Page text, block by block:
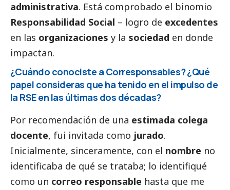
administrativa. Está comprobado el binomio
Responsabilidad Social – logro de excedentes
en las organizaciones y la sociedad en donde
impactan.
¿Cuándo conociste a Corresponsables? ¿Qué
papel consideras que ha tenido en el impulso de
la RSE en las últimas dos décadas?
Por recomendación de una estimada colega
docente, fui invitada como jurado.
Inicialmente, sinceramente, con el nombre no
identificaba de qué se trataba; lo identifiqué
como un correo responsable hasta que me